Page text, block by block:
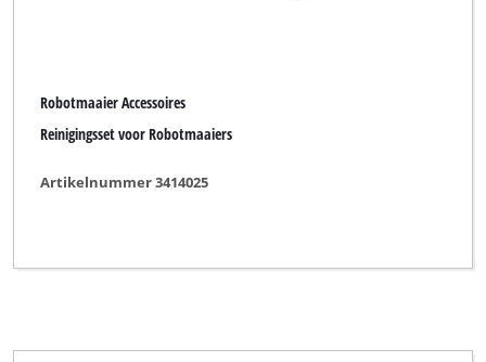
Robotmaaier Accessoires
Reinigingsset voor Robotmaaiers
Artikelnummer 3414025